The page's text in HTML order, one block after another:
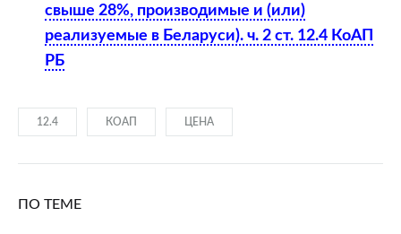
свыше 28%, производимые и (или)
реализуемые в Беларуси). ч. 2 ст. 12.4 КоАП
РБ
12.4 КОАП ЦЕНА
ПО ТЕМЕ